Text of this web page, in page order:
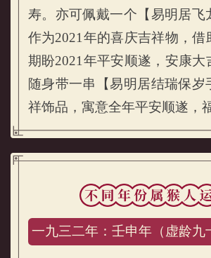
寿。亦可佩戴一个【易明居飞
作为2021年的喜庆吉祥物，借
期盼2021年平安顺遂，安康大
随身带一串【易明居结瑞保岁
祥饰品，寓意全年平安顺遂，
一九三二年：壬申年（虚龄九